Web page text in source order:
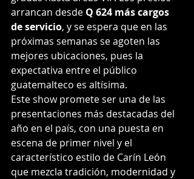
arrancan desde Q 624 más cargos
de servicio, y se espera que en las
próximas semanas se agoten las
mejores ubicaciones, pues la
expectativa entre el público
guatemalteco es altísima.
Este show promete ser una de las
presentaciones más destacadas del
año en el país, con una puesta en
escena de primer nivel y el
característico estilo de Carín León
que mezcla tradición, modernidad y